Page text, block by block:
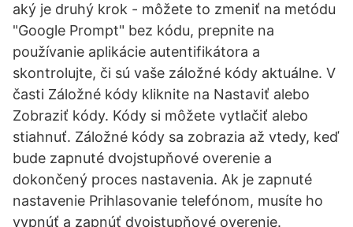
aký je druhý krok - môžete to zmeniť na metódu
"Google Prompt" bez kódu, prepnite na
používanie aplikácie autentifikátora a
skontrolujte, či sú vaše záložné kódy aktuálne. V
časti Záložné kódy kliknite na Nastaviť alebo
Zobraziť kódy. Kódy si môžete vytlačiť alebo
stiahnuť. Záložné kódy sa zobrazia až vtedy, keď
bude zapnuté dvojstupňové overenie a
dokončený proces nastavenia. Ak je zapnuté
nastavenie Prihlasovanie telefónom, musíte ho
vypnúť a zapnúť dvojstupňové overenie.